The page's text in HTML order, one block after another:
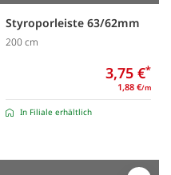
Styroporleiste 63/62mm
200 cm
3,75 €*
1,88 €/m
In Filiale erhältlich